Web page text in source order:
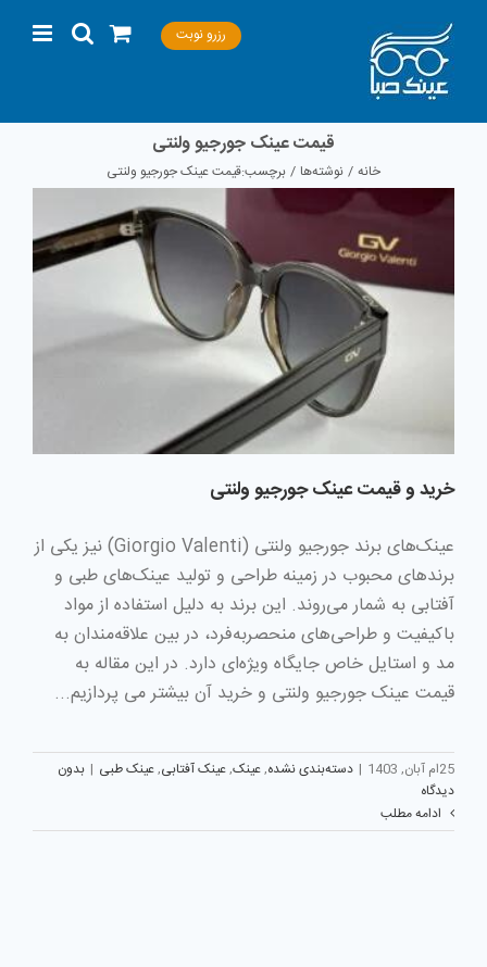
content
رزرو نوبت
قیمت عینک جورجیو ولنتی
خانه نوشته‌ها برچسب:قیمت عینک جورجیو ولنتی
خرید و قیمت عینک جورجیو ولنتی
عینک‌های برند جورجیو ولنتی (Giorgio Valenti) نیز یکی از
برندهای محبوب در زمینه طراحی و تولید عینک‌های طبی و
آفتابی به شمار می‌روند. این برند به دلیل استفاده از مواد
باکیفیت و طراحی‌های منحصربه‌فرد، در بین علاقه‌مندان به
مد و استایل خاص جایگاه ویژه‌ای دارد. در این مقاله به
قیمت عینک جورجیو ولنتی و خرید آن بیشتر می پردازیم...
25ام آبان, 1403 | دسته‌بندی نشده,عینک,عینک آفتابی,عینک طبی | بدون
دیدگاه
ادامه مطلب